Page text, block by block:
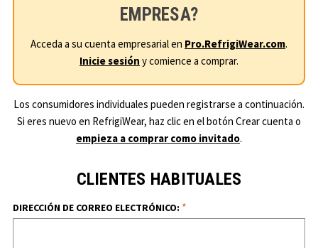
EMPRESA?
Acceda a su cuenta empresarial en Pro.RefrigiWear.com.
Inicie sesión y comience a comprar.
Los consumidores individuales pueden registrarse a continuación.
Si eres nuevo en RefrigiWear, haz clic en el botón Crear cuenta o
empieza a comprar como invitado.
CLIENTES HABITUALES
DIRECCIÓN DE CORREO ELECTRÓNICO: *